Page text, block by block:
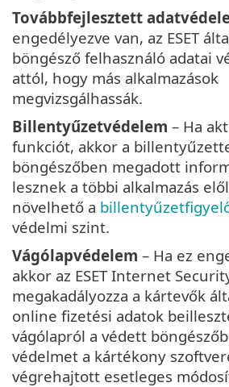
Továbbfejlesztett
engedélyezve van, az ESET
böngésző felhasználó adatai
attól, hogy más alkalmazások
megvizsgálhassák.
Billentyűzetvédelem – Ha
funkciót, akkor a
böngészőben megadott
lesznek a többi alkalmazás
növelhető a
védelmi szint.
Vágólapvédelem – Ha ez
akkor az ESET Internet
megakadályozza a kártevők
online fizetési adatok
vágólapról a védett
védelmet a kártékony
végrehajtott esetleges